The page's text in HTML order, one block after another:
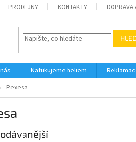
PRODEJNY KONTAKTY DOPRAVA
Nafukujeme heliem
Pexesa